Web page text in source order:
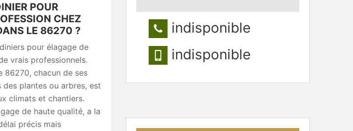
POUR
CHEZ
LE 86270 ?
pour élagage de
vrais professionnels.
86270, chacun de ses
plantes ou arbres, est
climats et chantiers.
de haute qualité, a la
précis mais
indisponible
indisponible